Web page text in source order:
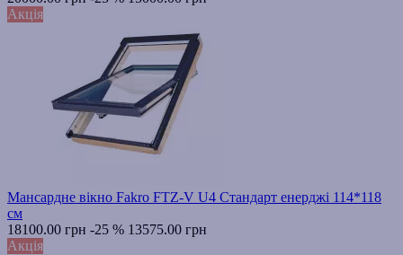
Акція
Мансардне вікно Fakro FTZ-V U4 Стандарт енерджі 114*118
см
18100.00 грн -25 % 13575.00 грн
Акція